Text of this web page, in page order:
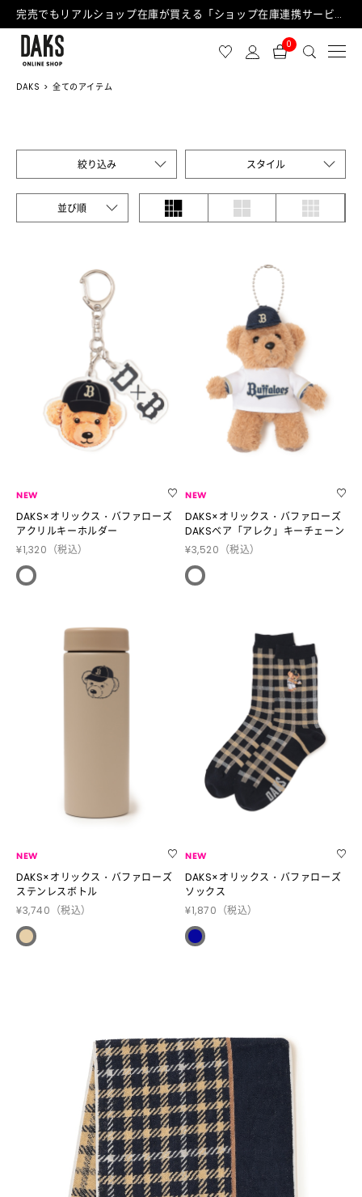
完売でもリアルショップ在庫が買える「ショップ在庫連携サービス」が日中もご利用可能になりました！
0
DAKS 全てのアイテム
絞り込み スタイル
並び順
NEW
DAKS×オリックス・バファローズ
アクリルキーホルダー
¥1,320 （税込）
NEW
DAKS×オリックス・バファローズ
DAKSベア「アレク」キーチェーン
¥3,520 （税込）
NEW
DAKS×オリックス・バファローズ
ステンレスボトル
¥3,740 （税込）
NEW
DAKS×オリックス・バファローズ
ソックス
¥1,870 （税込）